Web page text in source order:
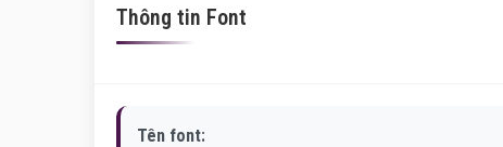
Thông tin Font
Tên font: